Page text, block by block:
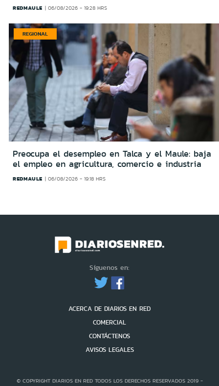
REDMAULE 06/08/2026 - 19:28 HRS
REGIONAL
Preocupa el desempleo en Talca y el Maule: baja
el empleo en agricultura, comercio e industria
REDMAULE 06/08/2026 - 19:18 HRS
Síguenos en:
ACERCA DE DIARIOS EN RED
COMERCIAL
CONTÁCTENOS
AVISOS LEGALES
© COPYRIGHT DIARIOS EN RED TODOS LOS DERECHOS RESERVADOS 2019 -